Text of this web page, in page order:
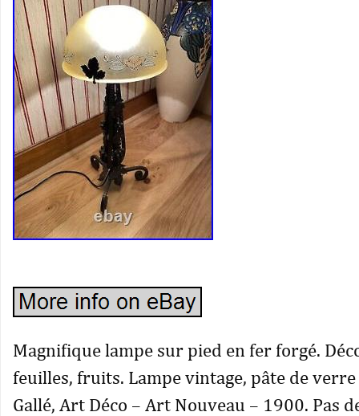
Magnifique lampe sur pied en fer forgé.
feuilles, fruits. Lampe vintage, pâte de
Gallé, Art Déco – Art Nouveau – 1900. Pas